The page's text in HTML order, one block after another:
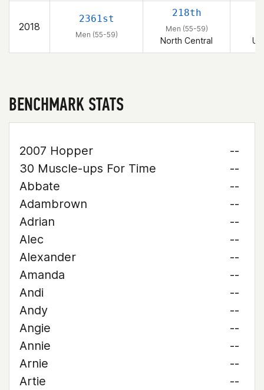
2018
2361st
Men (55-59)
218th
Men (55-59)
North Central
BENCHMARK STATS
2007 Hopper
--
30 Muscle-ups For Time
--
Abbate
--
Adambrown
--
Adrian
--
Alec
--
Alexander
--
Amanda
--
Andi
--
Andy
--
Angie
--
Annie
--
Arnie
--
Artie
--